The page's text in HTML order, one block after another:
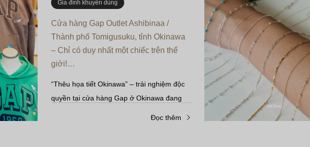
Gia đình khuyên dùng
Cửa hàng Gap Outlet Ashibinaa /
Thành phố Tomigusuku, tỉnh Okinawa
– Chỉ có duy nhất một chiếc trên thế
giới!…
“Thêu họa tiết Okinawa” – trải nghiệm độc
quyền tại cửa hàng Gap ở Okinawa đang
Đọc thêm